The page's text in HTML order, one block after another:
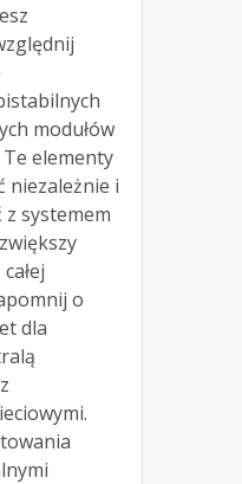
modułów
elementy
niezależnie i
z systemem
o
dla